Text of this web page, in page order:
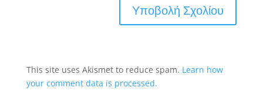
This site uses Akismet to reduce spam. Learn how
your comment data is processed.